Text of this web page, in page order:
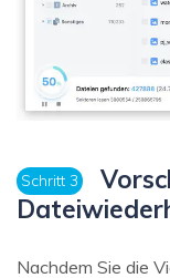
Schritt 3
Nachdem Sie die